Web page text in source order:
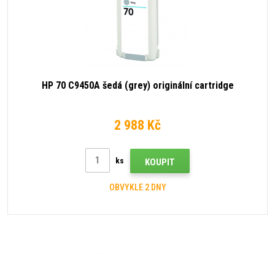
HP 70 C9450A šedá (grey) originální cartridge
2 988 Kč
ks KOUPIT
OBVYKLE 2 DNY